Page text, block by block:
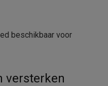
beschikbaar voor
versterken